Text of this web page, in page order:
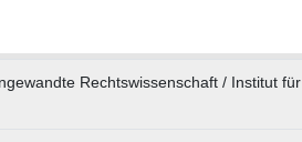
Rechtswissenschaft / Institut für